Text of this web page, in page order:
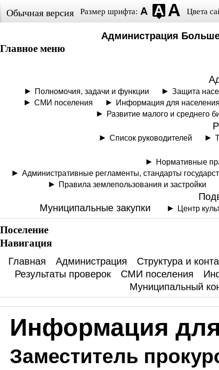
Обычная версия Размер шрифта: Цвета
Администрация
Главное меню
Полномочия, задачи и функции
Защита
СМИ поселения
Информация для
Развитие малого и среднего
Список руководителей
Нормативные
Административные регламенты, стандарты
Правила землепользования и застройки
Муниципальные закупки Центр
Поселение
Навигация
Главная Администрация
Структура и
Результаты проверок
СМИ поселения
Муниципальный
Информация
Заместитель